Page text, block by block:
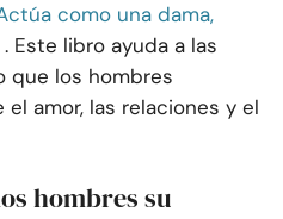
como una dama,
. Este libro ayuda a las
que los hombres
amor, las relaciones y el
hombres su